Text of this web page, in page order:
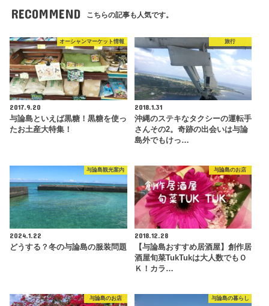
RECOMMEND こちらの記事も人気です。
オーシャンマーケット情報
2017.9.20
与論島といえば黒糖！黒糖を使っ
たお土産大特集！
旅行
2018.1.31
沖縄のステキなタクシーの運転手
さんその2。奇跡の出会いは与論
島外でもけっ…
与論島観光案内
2024.1.22
どうする？冬の与論島の服装問題
与論島のお店
2018.12.28
【与論島おすすめ居酒屋】創作居
酒屋旬菜TukTukは大人数でもＯ
Ｋ！カラ…
与論島のお店 与論島の暮らし